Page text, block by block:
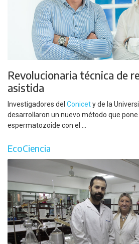
Revolucionaria técnica de
asistida
Investigadores del Conicety de la
desarrollaron un nuevo método que pone
espermatozoide con el ...
EcoCiencia